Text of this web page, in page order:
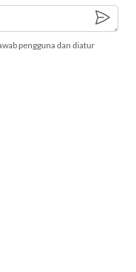
pengguna dan diatur